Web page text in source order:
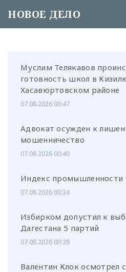
НОВОЕ ДЕЛО
Муслим Телякавов
готовность школ в
Хасавюртовском районе
07.08.2026 00:47
Адвокат осужден к
мошенничество
07.08.2026 00:40
Индекс промышленности
07.08.2026 00:34
Избирком допустил к
Дагестана 5 партий
07.08.2026 00:29
Валентин Клок осмотрел